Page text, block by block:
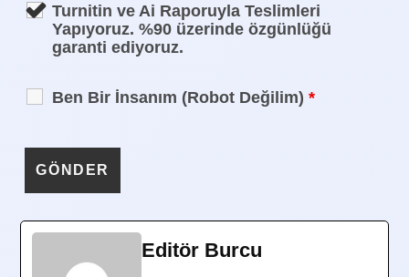
Turnitin ve Ai Raporuyla Teslimleri
Yapıyoruz. %90 üzerinde özgünlüğü
garanti ediyoruz.
Ben Bir İnsanım (Robot Değilim)*
Editör Burcu